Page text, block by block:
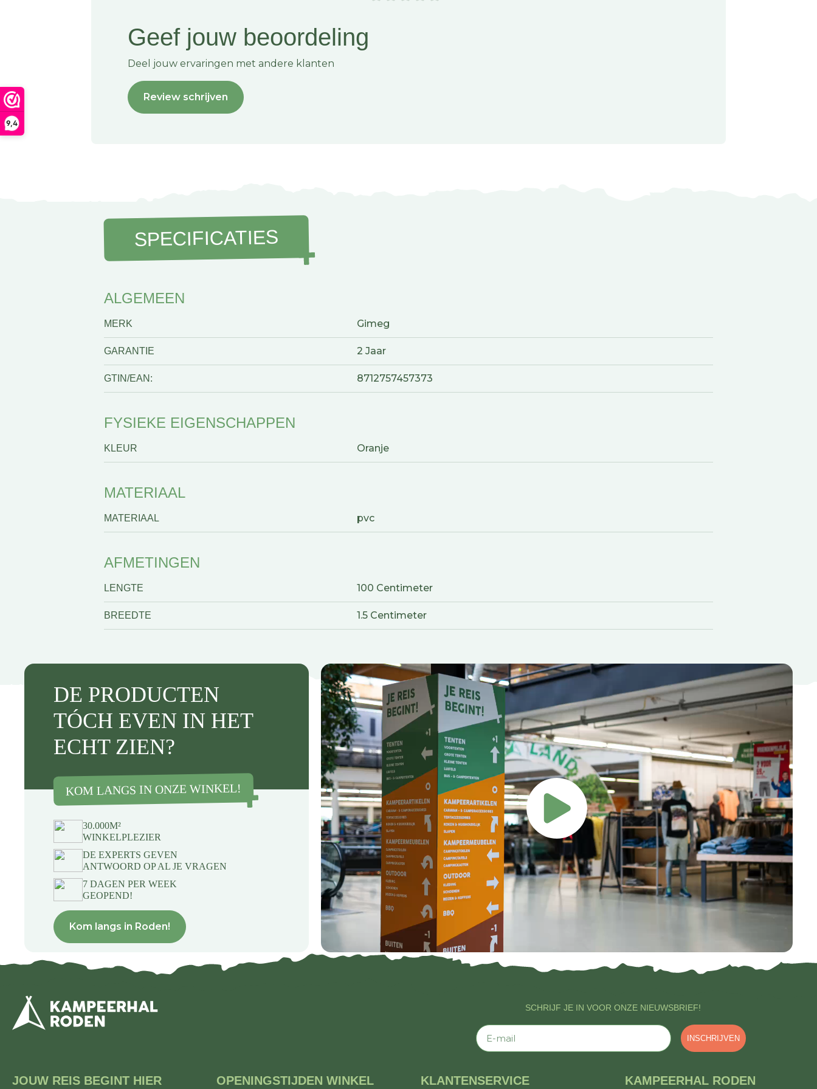
9,4
Hoe lang gaat een gasslang mee?
slang daarom jaarlijks op scheurtjes en verkleuring en vervang hem bij
twijfel direct. Beter een meter nieuwe slang dan een lekkage.
Voor welke gassoort is deze slang bedoeld?
veilige en complete gasaansluiting, in de winkel én online!
Geef jouw beoordeling
Deel jouw ervaringen met andere klanten
Review schrijven
SPECIFICATIES
ALGEMEEN
MERK Gimeg
GARANTIE 2 Jaar
GTIN/EAN: 8712757457373
FYSIEKE EIGENSCHAPPEN
KLEUR Oranje
MATERIAAL
MATERIAAL pvc
AFMETINGEN
LENGTE 100 Centimeter
BREEDTE 1.5 Centimeter
DE PRODUCTEN
TÓCH EVEN IN HET
ECHT ZIEN?
KOM LANGS IN ONZE WINKEL!
30.000M²
WINKELPLEZIER
DE EXPERTS GEVEN
ANTWOORD OP AL JE VRAGEN
7 DAGEN PER WEEK
GEOPEND!
Kom langs in Roden!
SCHRIJF JE IN VOOR ONZE NIEUWSBRIEF!
E-mail
INSCHRIJVEN
JOUW REIS BEGINT HIER OPENINGSTIJDEN WINKEL KLANTENSERVICE KAMPEERHAL RODEN